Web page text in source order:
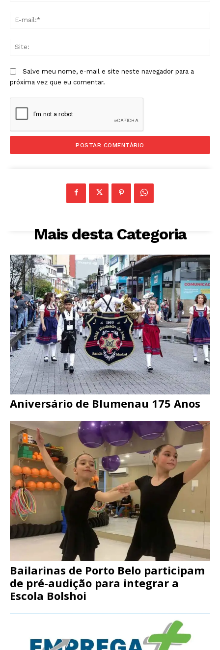
Salve meu nome, e-mail e site neste navegador para a
próxima vez que eu comentar.
Mais desta Categoria
Aniversário de Blumenau 175 Anos
Bailarinas de Porto Belo participam
de pré-audição para integrar a
Escola Bolshoi